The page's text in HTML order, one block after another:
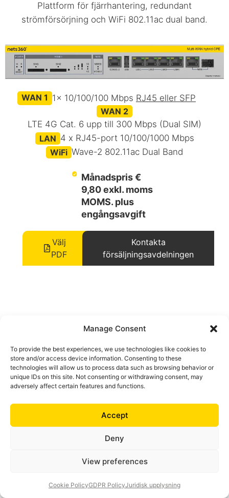
Manage Consent
To provide the best experiences, we use technologies like cookies to
store and/or access device information. Consenting to these
technologies will allow us to process data such as browsing behavior or
unique IDs on this site. Not consenting or withdrawing consent, may
adversely affect certain features and functions.
Accept
Deny
View preferences
Cookie PolicyGDPR PolicyJuridisk upplysning
Plattform för fjärrhantering, redundant
strömförsörjning och WiFi 802.11ac dual band.
WAN 1 1x 10/100/100 Mbps RJ45 eller SFP
WAN 2
LTE 4G Cat. 6 upp till 300 Mbps (Dual SIM)
LAN 4 x RJ45-port 10/100/1000 Mbps
WiFi Wave-2 802.11ac Dual Band
Månadspris €
9,80 exkl. moms
MOMS. plus
engångsavgift
Välj
PDF
Kontakta
försäljningsavdelningen
Router för utökad
anslutning
UTAN en andra WAN-port
(Inline: WAN-port = primär Internet-anslutning)